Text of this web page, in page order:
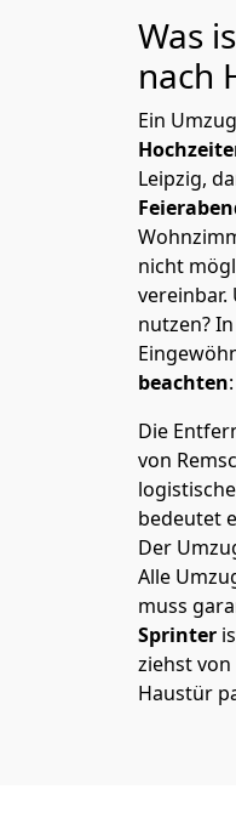
Was
nach
Ein
Leipzig,
nicht
vereinbar.
nutzen?
beachten:
Die
von
bedeutet
Der
Alle
muss
Sprinter
ziehst
Haustür